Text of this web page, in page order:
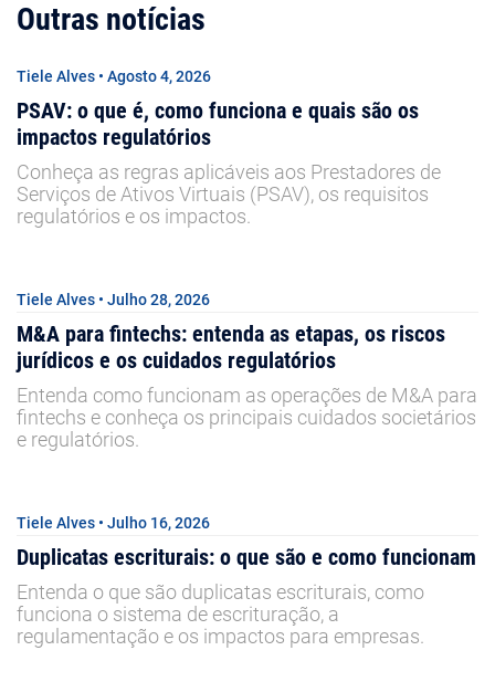
Outras notícias
Tiele Alves • Agosto 4, 2026
PSAV: o que é, como funciona e quais são os
impactos regulatórios
Conheça as regras aplicáveis aos Prestadores de
Serviços de Ativos Virtuais (PSAV), os requisitos
regulatórios e os impactos.
Tiele Alves • Julho 28, 2026
M&A para fintechs: entenda as etapas, os riscos
jurídicos e os cuidados regulatórios
Entenda como funcionam as operações de M&A para
fintechs e conheça os principais cuidados societários
e regulatórios.
Tiele Alves • Julho 16, 2026
Duplicatas escriturais: o que são e como funcionam
Entenda o que são duplicatas escriturais, como
funciona o sistema de escrituração, a
regulamentação e os impactos para empresas.